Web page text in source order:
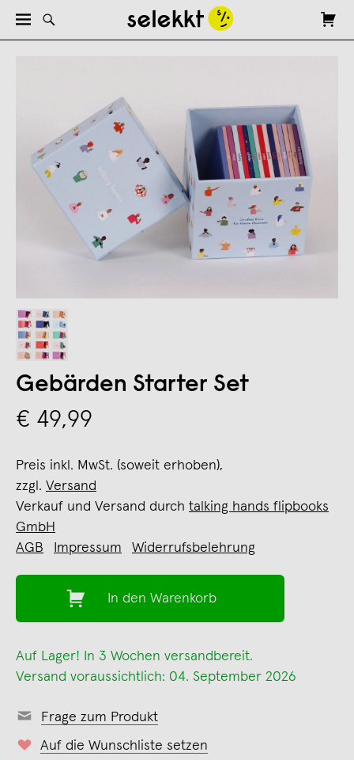
Gebärden Starter Set
€ 49,99
Preis inkl. MwSt. (soweit erhoben),
zzgl. Versand
Verkauf und Versand durch talking hands flipbooks
GmbH
AGB
Impressum Widerrufsbelehrung
In den Warenkorb
Auf Lager! In 3 Wochen versandbereit.
Versand voraussichtlich: 04. September 2026
Frage zum Produkt
Auf die Wunschliste setzen